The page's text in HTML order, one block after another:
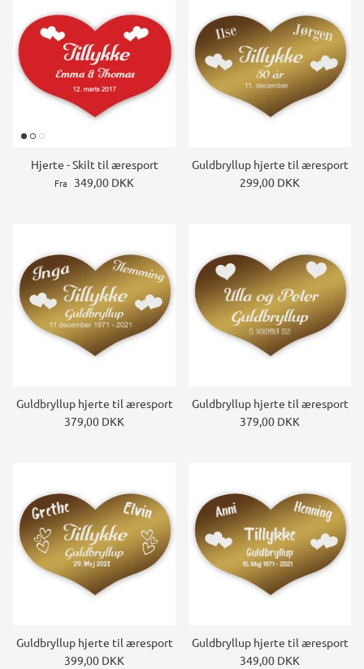
Hjerte - Skilt til æresport
Fra 349,00 DKK
Guldbryllup hjerte til æresport
299,00 DKK
Guldbryllup hjerte til æresport
379,00 DKK
Guldbryllup hjerte til æresport
379,00 DKK
Guldbryllup hjerte til æresport
399,00 DKK
Guldbryllup hjerte til æresport
349,00 DKK